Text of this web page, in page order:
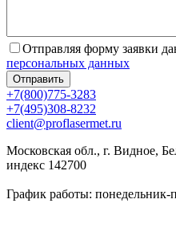
Отправляя форму заявки
персональных данных
+7(800)775-3283
+7(495)308-8232
client@proflasermet.ru
Московская обл., г. Видное,
индекс 142700
График работы: понедельник-